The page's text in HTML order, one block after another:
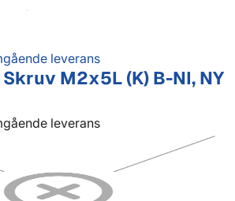
leverans
M2x5L (K) B-NI, NY
leverans